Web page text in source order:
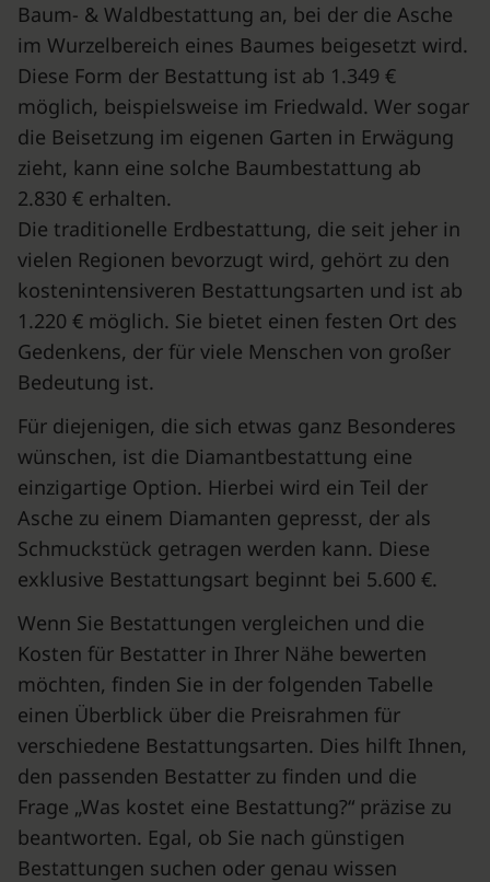
Baum- & Waldbestattung an, bei der die Asche
im Wurzelbereich eines Baumes beigesetzt wird.
Diese Form der Bestattung ist ab 1.349 €
möglich, beispielsweise im Friedwald. Wer sogar
die Beisetzung im eigenen Garten in Erwägung
zieht, kann eine solche Baumbestattung ab
2.830 € erhalten.
Die traditionelle Erdbestattung, die seit jeher in
vielen Regionen bevorzugt wird, gehört zu den
kostenintensiveren Bestattungsarten und ist ab
1.220 € möglich. Sie bietet einen festen Ort des
Gedenkens, der für viele Menschen von großer
Bedeutung ist.
Für diejenigen, die sich etwas ganz Besonderes
wünschen, ist die Diamantbestattung eine
einzigartige Option. Hierbei wird ein Teil der
Asche zu einem Diamanten gepresst, der als
Schmuckstück getragen werden kann. Diese
exklusive Bestattungsart beginnt bei 5.600 €.
Wenn Sie Bestattungen vergleichen und die
Kosten für Bestatter in Ihrer Nähe bewerten
möchten, finden Sie in der folgenden Tabelle
einen Überblick über die Preisrahmen für
verschiedene Bestattungsarten. Dies hilft Ihnen,
den passenden Bestatter zu finden und die
Frage „Was kostet eine Bestattung?“ präzise zu
beantworten. Egal, ob Sie nach günstigen
Bestattungen suchen oder genau wissen